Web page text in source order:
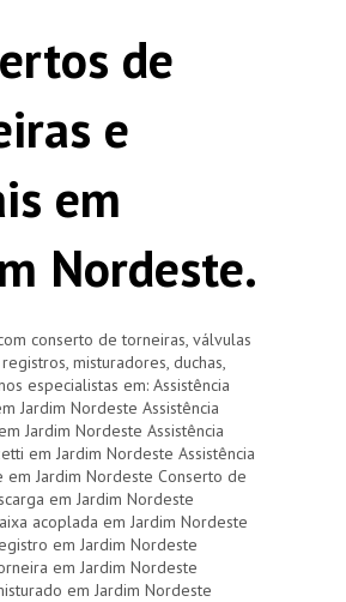
de
e
em
Nordeste.
conserto de torneiras, válvulas
misturadores, duchas,
especialistas em: Assistência
Jardim Nordeste Assistência
Jardim Nordeste Assistência
em Jardim Nordeste Assistência
em Jardim Nordeste Conserto de
em Jardim Nordeste
acoplada em Jardim Nordeste
em Jardim Nordeste
em Jardim Nordeste
em Jardim Nordeste